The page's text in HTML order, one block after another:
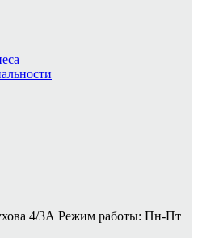
4/3А Режим работы: Пн-Пт